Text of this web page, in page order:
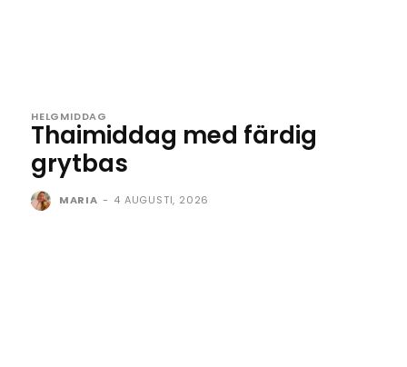
HELGMIDDAG
Thaimiddag med färdig
grytbas
MARIA - 4 AUGUSTI, 2026